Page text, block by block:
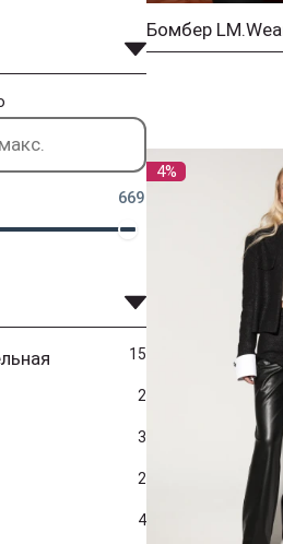
669
15
2
3
2
4
Бомбер
4%